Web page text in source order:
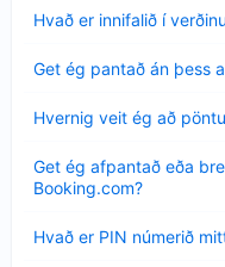
Hvað er innifalið í
sýnt
Get ég pantað án þess
sýnt
Hvernig veit ég að
sýnt
Get ég afpantað eða
Booking.com?
sýnt
Hvað er PIN númerið
sýnt